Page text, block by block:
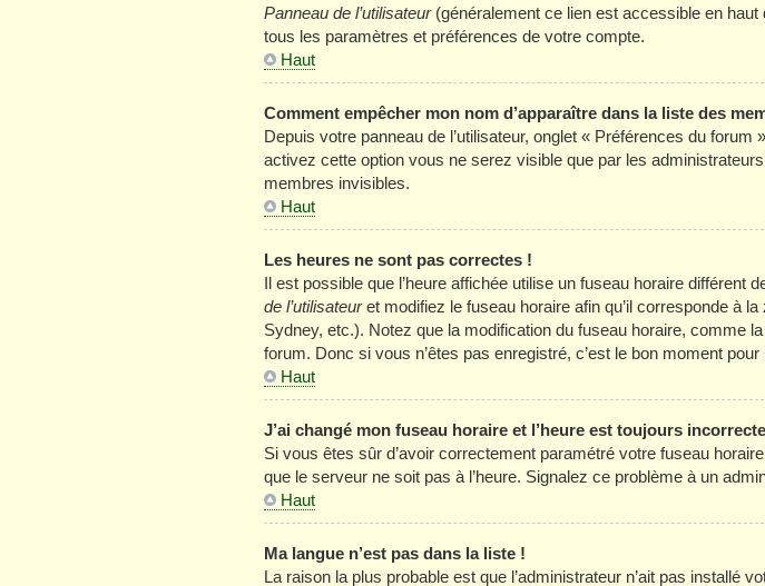
Panneau de l’utilisateur(généralement ce lien est accessible en
tous les paramètres et préférences de votre compte.
Haut
Comment empêcher mon nom d’apparaître dans la liste des
Depuis votre panneau de l’utilisateur, onglet « Préférences du forum
activez cette option vous ne serez visible que par les
membres invisibles.
Haut
Les heures ne sont pas correctes !
Il est possible que l’heure affichée utilise un fuseau horaire
de l’utilisateuret modifiez le fuseau horaire afin qu’il corresponde à
Sydney, etc.). Notez que la modification du fuseau horaire, comme
forum. Donc si vous n’êtes pas enregistré, c’est le bon moment pour
Haut
J’ai changé mon fuseau horaire et l’heure est toujours
Si vous êtes sûr d’avoir correctement paramétré votre fuseau
que le serveur ne soit pas à l’heure. Signalez ce problème à un
Haut
Ma langue n’est pas dans la liste !
La raison la plus probable est que l’administrateur n’ait pas installé